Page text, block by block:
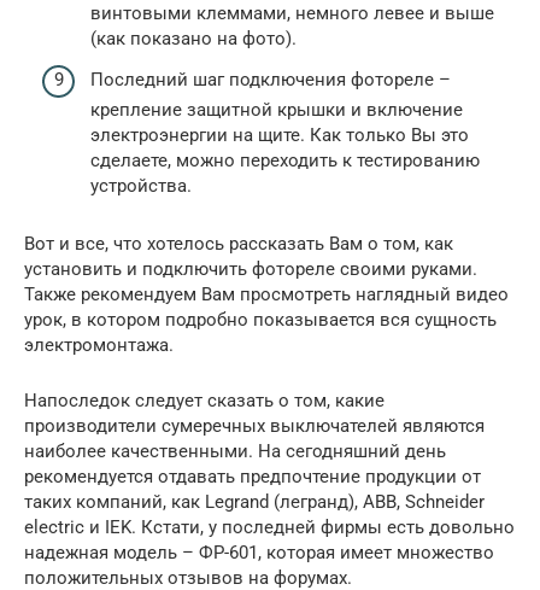
винтовыми клеммами, немного левее и выше
(как показано на фото).
Последний шаг подключения фотореле –
крепление защитной крышки и включение
электроэнергии на щите. Как только Вы это
сделаете, можно переходить к тестированию
устройства.
Вот и все, что хотелось рассказать Вам о том, как
установить и подключить фотореле своими руками.
Также рекомендуем Вам просмотреть наглядный видео
урок, в котором подробно показывается вся сущность
электромонтажа.
Напоследок следует сказать о том, какие
производители сумеречных выключателей являются
наиболее качественными. На сегодняшний день
рекомендуется отдавать предпочтение продукции от
таких компаний, как Legrand (легранд), ABB, Schneider
electric и IEK. Кстати, у последней фирмы есть довольно
надежная модель – ФР-601, которая имеет множество
положительных отзывов на форумах.